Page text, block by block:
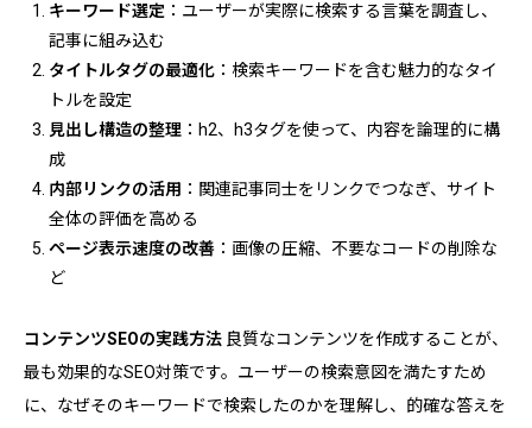
キーワード選定 ：ユーザーが実際に検索する言葉を調査し、
記事に組み込む
タイトルタグの最適化 ：検索キーワードを含む魅力的なタイ
トルを設定
見出し構造の整理 ：h2、h3タグを使って、内容を論理的に構
成
内部リンクの活用 ：関連記事同士をリンクでつなぎ、サイト
全体の評価を高める
ページ表示速度の改善 ：画像の圧縮、不要なコードの削除な
ど
コンテンツSEOの実践方法 良質なコンテンツを作成することが、
最も効果的なSEO対策です。ユーザーの検索意図を満たすため
に、なぜそのキーワードで検索したのかを理解し、的確な答えを